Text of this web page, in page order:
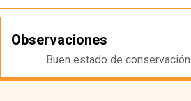
Observaciones
Buen estado de conservación